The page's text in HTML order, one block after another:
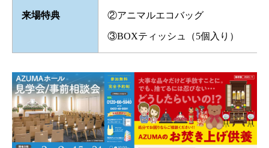
来場特典 ②アニマルエコバッグ
③BOXティッシュ（5個入り）